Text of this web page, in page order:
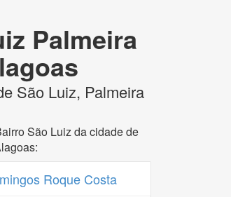
Palmeira
São Luiz, Palmeira
São Luiz da cidade de
Roque Costa